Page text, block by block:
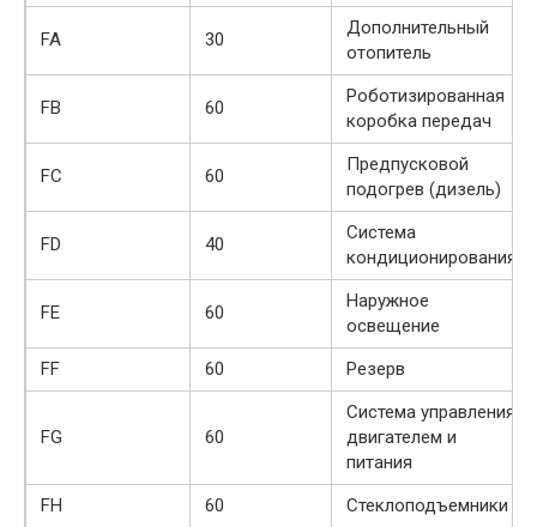
FA 30
Дополнительный
отопитель
FB 60
Роботизированная
коробка передач
FC 60
Предпусковой
подогрев (дизель)
FD 40
Система
кондиционирования
FE 60
Наружное
освещение
FF
60 Резерв
FG 60
Система управления
двигателем и
питания
FH
60 Стеклоподъемники